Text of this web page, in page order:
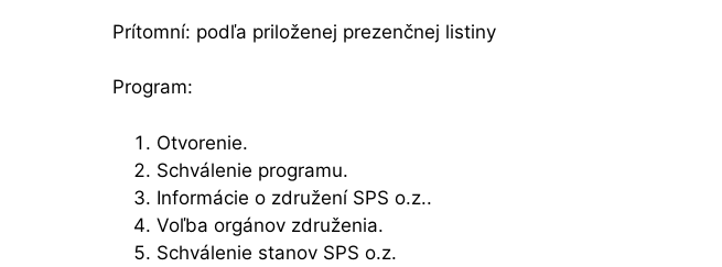
Prítomní: podľa priloženej prezenčnej listiny
Program:
Otvorenie.
Schválenie programu.
Informácie o združení SPS o.z..
Voľba orgánov združenia.
Schválenie stanov SPS o.z.